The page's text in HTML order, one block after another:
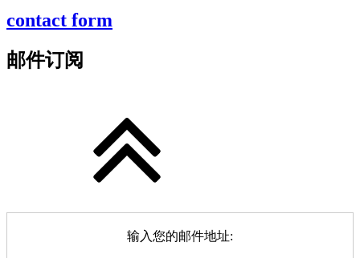
contact form
邮件订阅
输入您的邮件地址: